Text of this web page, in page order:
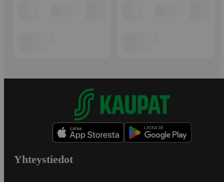
Yhteystiedot